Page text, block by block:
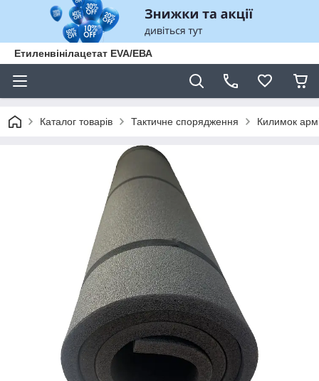
Етиленвінілацетат EVA/ЕВА
Каталог товарів Тактичне спорядження Килимок